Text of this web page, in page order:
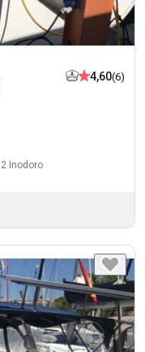
4,60(6)
2 Inodoro